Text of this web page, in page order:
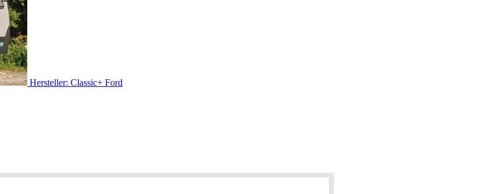
Hersteller: Classic+ Ford